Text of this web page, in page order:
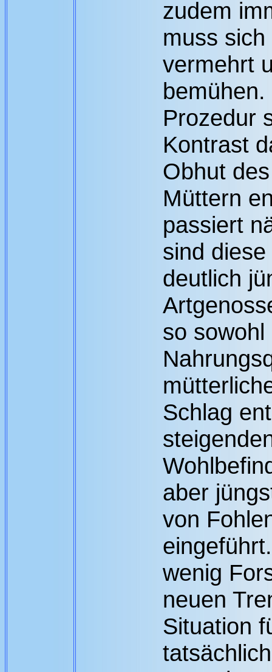
zudem
muss
vermehrt
Prozedur
Kontrast
Obhut
Müttern
passiert
sind
deutlich
so
Schlag
aber
von
wenig
neuen
Situation